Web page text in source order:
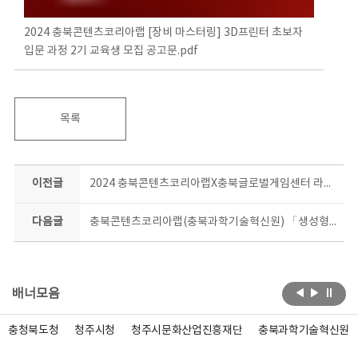
2024 충북콘텐츠코리아랩 [장비 마스터링] 3D프린터 초보자
입문 과정 2기 교육생 모집 공고문.pdf
목록
이전글 2024 충북콘텐츠코리아랩X충북글로벌게임센터 라이징스타콘 게임사운드 창작과정 교육생 선정 안내
다음글 충북콘텐츠코리아랩(충북과학기술혁신원) 「생성형AI 콘텐츠 운용지도사(2급)」 자격과정 교육 모집(마감)
배너모음
충청북도청 청주시청 청주시문화산업진흥재단 충북과학기술혁신원